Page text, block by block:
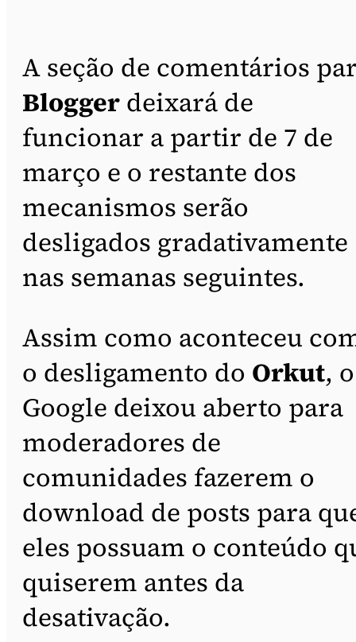
A seção de comentários
Blogger deixará de
funcionar a partir de 7 de
março e o restante dos
mecanismos serão
desligados gradativamente
nas semanas seguintes.
Assim como aconteceu
o desligamento do Orkut, o
Google deixou aberto para
moderadores de
comunidades fazerem o
download de posts para
eles possuam o conteúdo
quiserem antes da
desativação.